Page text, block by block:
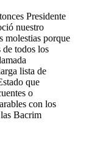
Presidente
nuestro
molestias porque
todos los
lista de
que
o
con los
Bacrim